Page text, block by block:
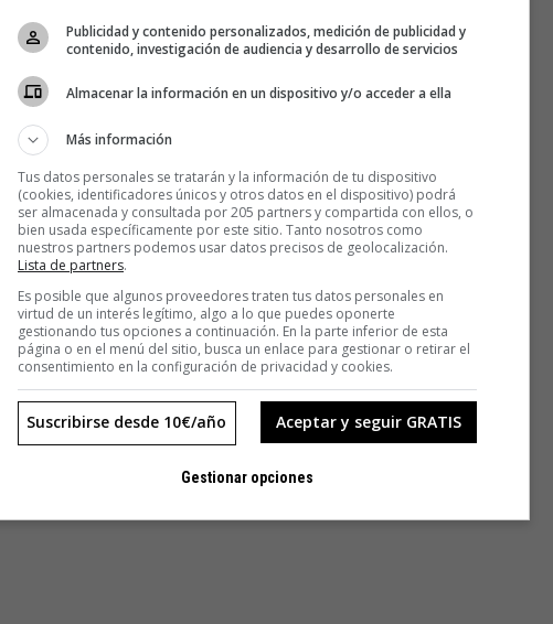
en el espacio 1001atmosphera (General Pardiñas, 50
gratuitos, previa inscripción en el teléfono 91 556 01 54
Publicidad y contenido personalizados, medición de publicidad y
contenido, investigación de audiencia y desarrollo de servicios
Almacenar la información en un dispositivo y/o acceder a ella
Más información
Tus datos personales se tratarán y la información de tu dispositivo
(cookies, identificadores únicos y otros datos en el dispositivo) podrá
ser almacenada y consultada por 205 partners y compartida con ellos, o
bien usada específicamente por este sitio. Tanto nosotros como
nuestros partners podemos usar datos precisos de geolocalización.
Lista de partners.
Es posible que algunos proveedores traten tus datos personales en
virtud de un interés legítimo, algo a lo que puedes oponerte
gestionando tus opciones a continuación. En la parte inferior de esta
página o en el menú del sitio, busca un enlace para gestionar o retirar el
consentimiento en la configuración de privacidad y cookies.
Aceptar y seguir GRATIS
Suscribirse desde 10€/año
Gestionar opciones